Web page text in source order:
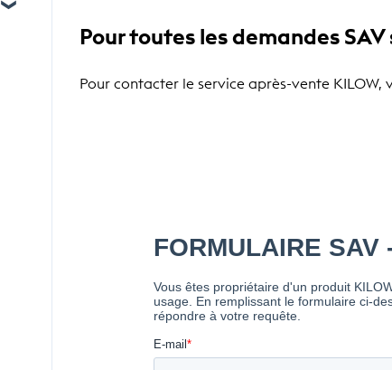
Pour toutes les demandes
Pour contacter le service après-vente